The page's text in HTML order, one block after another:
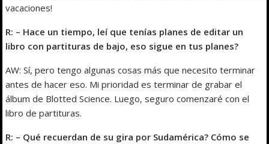
vacaciones!
R: – Hace un tiempo, leí que tenías planes de editar un
libro con partituras de bajo, eso sigue en tus planes?
AW: Sí, pero tengo algunas cosas más que necesito terminar
antes de hacer eso. Mi prioridad es terminar de grabar el
álbum de Blotted Science. Luego, seguro comenzaré con el
libro de partituras.
R: – Qué recuerdan de su gira por Sudamérica? Cómo se